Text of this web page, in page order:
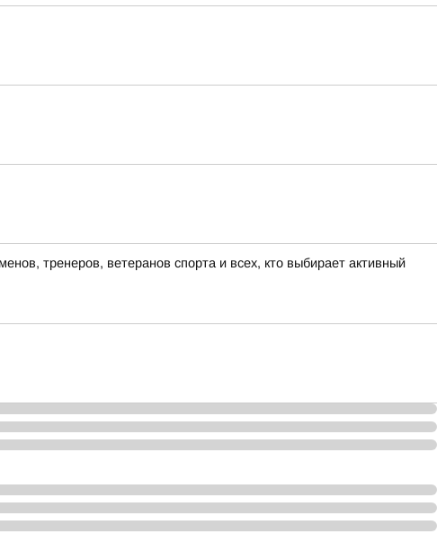
тренеров, ветеранов спорта и всех, кто выбирает активный